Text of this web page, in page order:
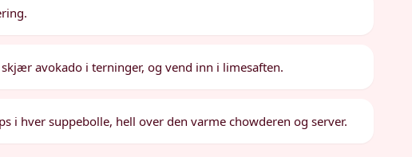
avokado i terninger, og vend inn i limesaften.
i hver suppebolle, hell over den varme chowderen og server.